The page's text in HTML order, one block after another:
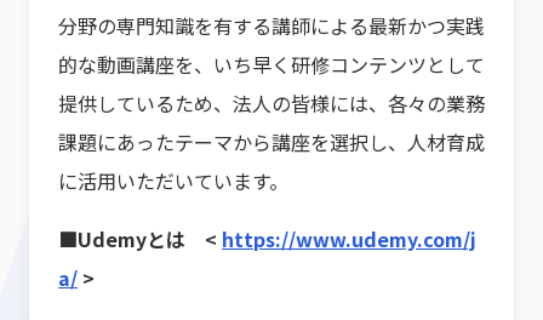
分野の専門知識を有する講師による最新かつ実践
的な動画講座を、いち早く研修コンテンツとして
提供しているため、法人の皆様には、各々の業務
課題にあったテーマから講座を選択し、人材育成
に活用いただいています。
■Udemyとは < https://www.udemy.com/j
a/ >